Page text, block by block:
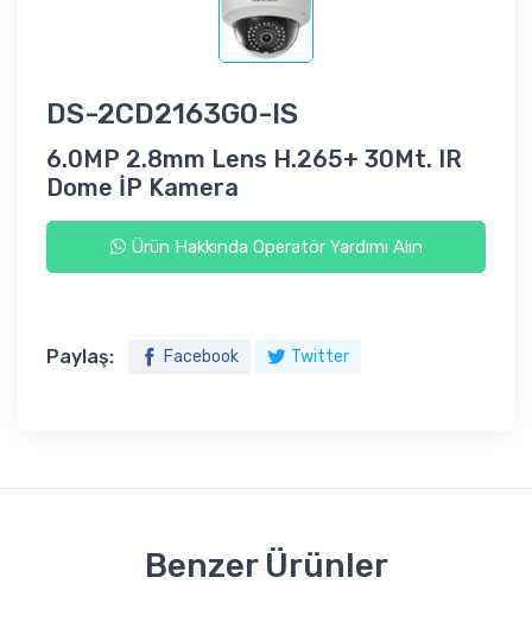
DS-2CD2163G0-IS
6.0MP 2.8mm Lens H.265+ 30Mt. IR
Dome İP Kamera
Ürün Hakkında Operatör Yardımı Alın
Paylaş: Facebook Twitter
Benzer Ürünler